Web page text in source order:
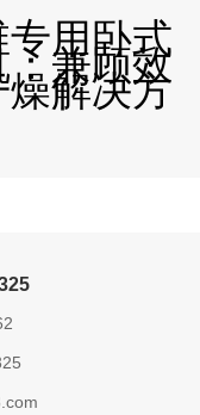
用卧式
兼顾效
解决方